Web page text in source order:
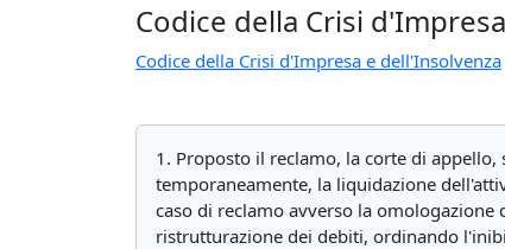
Codice della Crisi
Codice della Crisi d'Impresa e dell'Insolvenza
1. Proposto il reclamo, la corte di
temporaneamente, la liquidazione
caso di reclamo avverso la
ristrutturazione dei debiti, ordinando